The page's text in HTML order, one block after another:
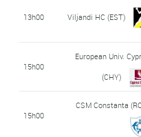
13h00 Viljandi HC (EST)
15h00
European Univ.
(CHY)
15h00
CSM Constanta